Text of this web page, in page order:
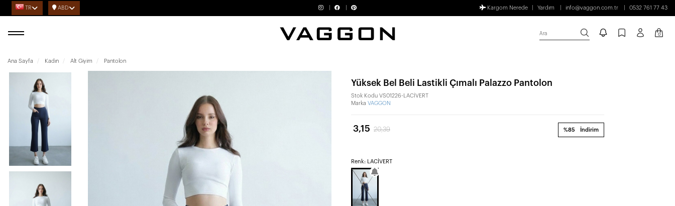
TR ABD Kargom Nerede Yardım info@vaggon.com.tr 0532 761 77 43
Ara 0
Ana Sayfa Kadın Alt Giyim Pantolon
Yüksek Bel Beli Lastikli Çımalı Palazzo Pantolon
Stok Kodu VS01226-LACİVERT
Marka VAGGON
%85 İndirim
3,15 20,39
Renk: LACİVERT